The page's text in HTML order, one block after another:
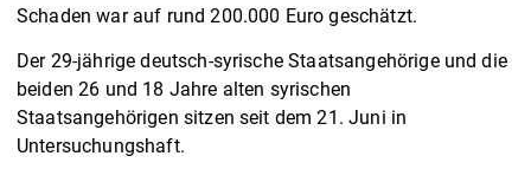
Schaden war auf rund 200.000 Euro geschätzt.
Der 29-jährige deutsch-syrische Staatsangehörige und die
beiden 26 und 18 Jahre alten syrischen
Staatsangehörigen sitzen seit dem 21. Juni in
Untersuchungshaft.